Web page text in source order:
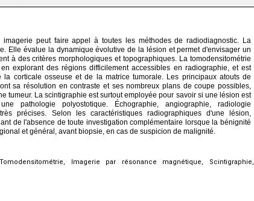
imagerie peut faire appel à toutes les méthodes de radiodiagnostic. La
Elle évalue la dynamique évolutive de la lésion et permet d'envisager un
à des critères morphologiques et topographiques. La tomodensitométrie
explorant des régions difficilement accessibles en radiographie, et est
la corticale osseuse et de la matrice tumorale. Les principaux atouts de
sa résolution en contraste et ses nombreux plans de coupe possibles,
tumeur. La scintigraphie est surtout employée pour savoir si une lésion est
pathologie polyostotique. Échographie, angiographie, radiologie
précises. Selon les caractéristiques radiographiques d'une lésion,
de l'absence de toute investigation complémentaire lorsque la bénignité
et général, avant biopsie, en cas de suspicion de malignité.
Imagerie par résonance magnétique, Scintigraphie,